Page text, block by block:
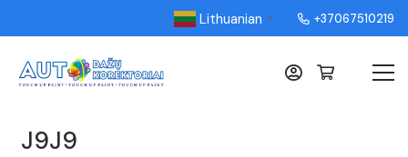
Lithuanian ▼ +37067510219
J9J9